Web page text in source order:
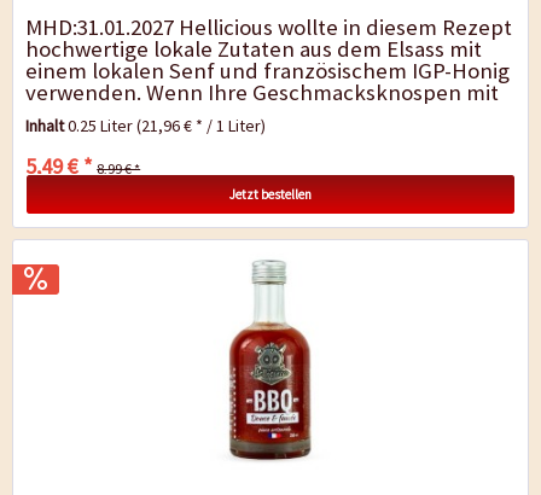
MHD:31.01.2027 Hellicious wollte in diesem Rezept
hochwertige lokale Zutaten aus dem Elsass mit
einem lokalen Senf und französischem IGP-Honig
verwenden. Wenn Ihre Geschmacksknospen mit
dieser Sauce in Berührung...
Inhalt0.25 Liter(21,96 € * / 1 Liter)
5,49 € * 8,99 € *
Jetzt bestellen